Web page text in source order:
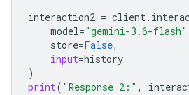
interaction2 = client.
model="gemini-3.6-flash"
store=False,
input=history
)
print( "Response 2:" ,